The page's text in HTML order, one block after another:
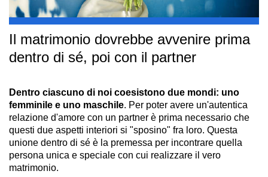
Il matrimonio dovrebbe avvenire prima
dentro di sé, poi con il partner
Dentro ciascuno di noi coesistono due mondi: uno
femminile e uno maschile. Per poter avere un'autentica
relazione d'amore con un partner è prima necessario che
questi due aspetti interiori si "sposino" fra loro. Questa
unione dentro di sé è la premessa per incontrare quella
persona unica e speciale con cui realizzare il vero
matrimonio.